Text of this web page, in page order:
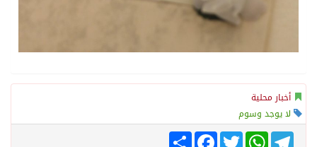
أخبار محلية
لا يوجد وسوم
انشر
FacebookTwitter
WhatsAppTelegram